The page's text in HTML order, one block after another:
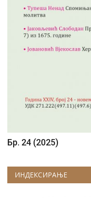
Бр. 24 (2025)
ИНДЕКСИРАЊЕ